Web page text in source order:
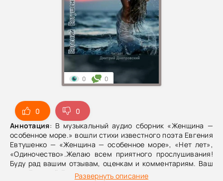
0
0
Аннотация: В музыкальный аудио сборник «Женщина —
особенное море.» вошли стихи известного поэта Евгения
Евтушенко — «Женщина — особенное море», «Нет лет»,
«Одиночество».Желаю всем приятного прослушивания!
Буду рад вашим отзывам, оценкам и комментариям. Ваш
чтец Дмитрий Д.
Развернуть описание
0 0